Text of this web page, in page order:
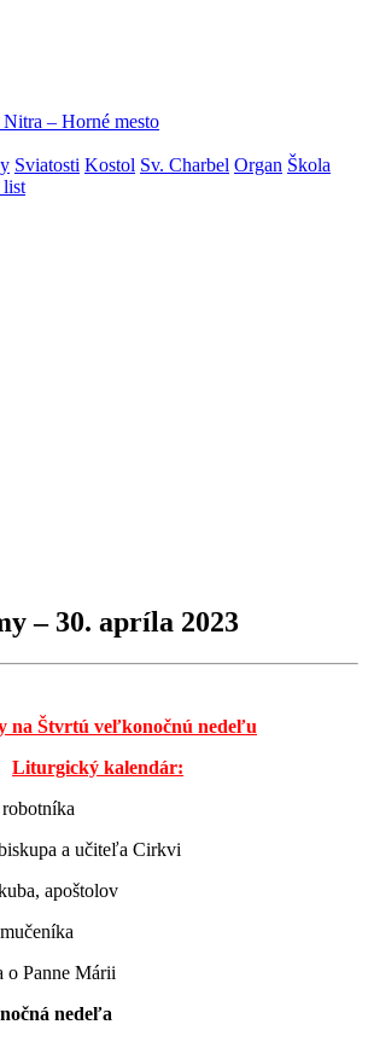
– Horné mesto
Sviatosti Kostol Sv. Charbel Organ Škola
– 30. apríla 2023
na Štvrtú veľkonočnú nedeľu
Liturgický kalendár:
a učiteľa Cirkvi
apoštolov
o Panne Márii
nedeľa